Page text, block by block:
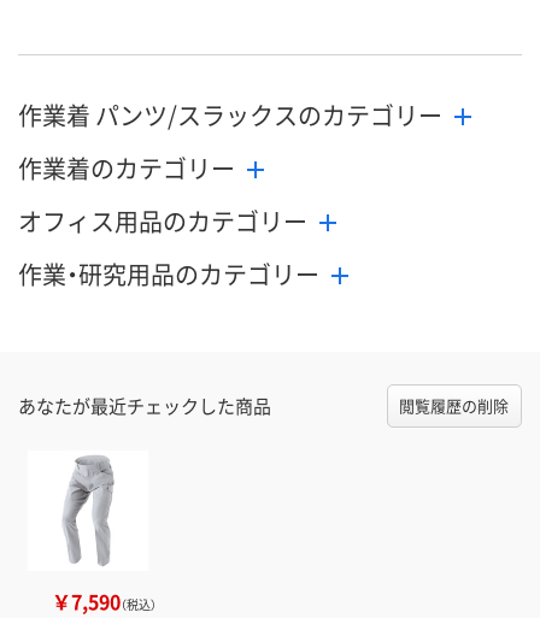
お届け日 8月24日（月）まで 8月24日（月）まで
数量
カゴへ
数量
作業着 パンツ/スラックスのカテゴリー
作業着のカテゴリー
オフィス用品のカテゴリー
作業・研究用品のカテゴリー
あなたが最近チェックした商品 閲覧履歴の削除
￥7,590（税込）